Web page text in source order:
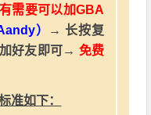
有需要可以加GBA
）
→ 长按复
好友即可→ 免费
准如下：